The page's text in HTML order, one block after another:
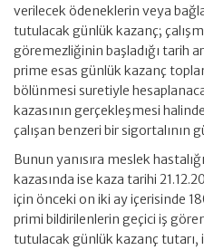
verilecek ödeneklerin veya
tutulacak günlük kazanç;
göremezliğinin başladığı tarih
prime esas günlük kazanç
bölünmesi suretiyle
kazasının gerçekleşmesi
çalışan benzeri bir sigortalının
Bunun yanısıra meslek
kazasında ise kaza tarihi
için önceki on iki ay içerisinde
primi bildirilenlerin geçici iş
tutulacak günlük kazanç tutarı,